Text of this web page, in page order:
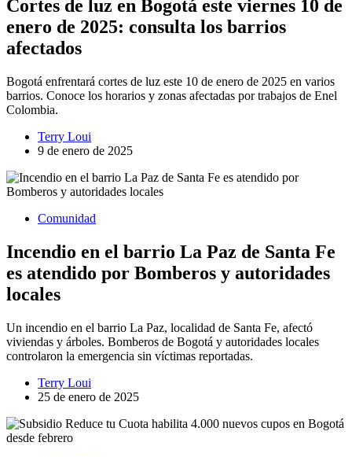
Cortes de luz en Bogotá este viernes 10 de
enero de 2025: consulta los barrios
afectados
Bogotá enfrentará cortes de luz este 10 de enero de 2025 en varios
barrios. Conoce los horarios y zonas afectadas por trabajos de Enel
Colombia.
Terry Loui
9 de enero de 2025
Comunidad
Incendio en el barrio La Paz de Santa Fe
es atendido por Bomberos y autoridades
locales
Un incendio en el barrio La Paz, localidad de Santa Fe, afectó
viviendas y árboles. Bomberos de Bogotá y autoridades locales
controlaron la emergencia sin víctimas reportadas.
Terry Loui
25 de enero de 2025